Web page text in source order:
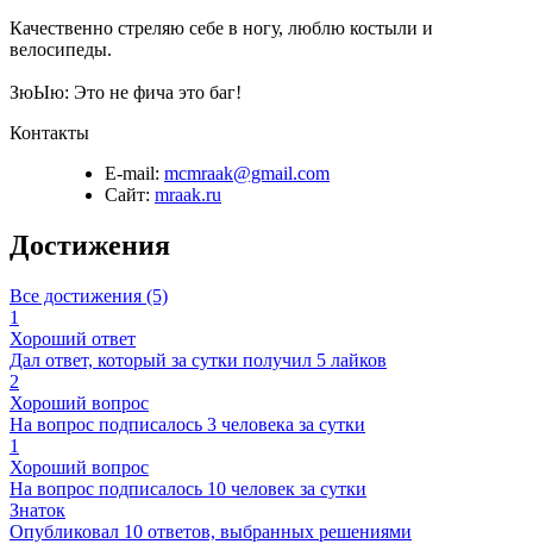
Качественно стреляю себе в ногу, люблю костыли и
велосипеды.
ЗюЫю: Это не фича это баг!
Контакты
E-mail: mcmraak@gmail.com
Сайт: mraak.ru
Достижения
Все достижения (5)
1
Хороший ответ
Дал ответ, который за сутки получил 5 лайков
2
Хороший вопрос
На вопрос подписалось 3 человека за сутки
1
Хороший вопрос
На вопрос подписалось 10 человек за сутки
Знаток
Опубликовал 10 ответов, выбранных решениями